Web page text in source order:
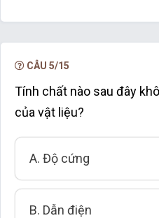
CÂU 5/15
Tính chất nào sau đây
của vật liệu?
A. Độ cứng
B. Dẫn điện